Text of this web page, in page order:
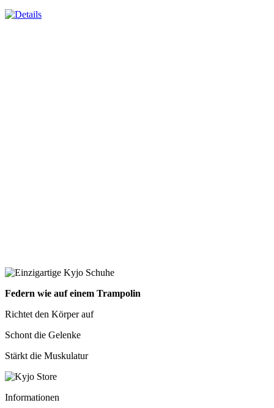
Federn wie auf einem Trampolin
Richtet den Körper auf
Schont die Gelenke
Stärkt die Muskulatur
Informationen